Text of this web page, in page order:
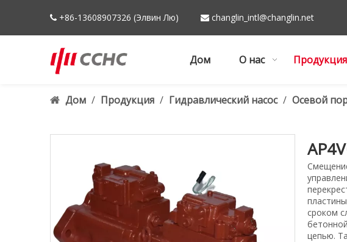
 +86-13608907326 (Элвин Лю)  changlin_intl@changlin.net
Дом О нас Продукция
Дом / Продукция / Гидравлический насос / Осевой
сроком
цепью.